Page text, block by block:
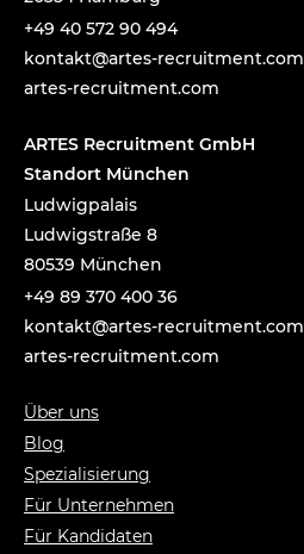
+49 40 572 90 494
moc.t
nemti
urcer
-setr
a@tka
tnok
artes-recruitment.com
ARTES Recruitment GmbH
Standort München
Ludwigpalais
Ludwigstraße 8
80539 München
+49 89 370 400 36
moc.t
nemti
urcer
-setr
a@tka
tnok
artes-recruitment.com
Über uns
Blog
Spezialisierung
Für Unternehmen
Für Kandidaten